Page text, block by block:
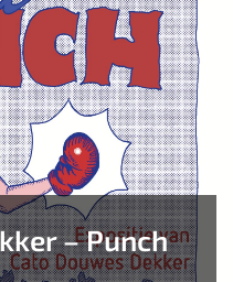
– Punch